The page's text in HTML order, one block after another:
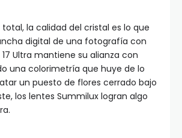
total, la calidad del cristal es lo que
digital de una fotografía con
Ultra mantiene su alianza con
una colorimetría que huye de lo
un puesto de flores cerrado bajo
los lentes Summilux logran algo